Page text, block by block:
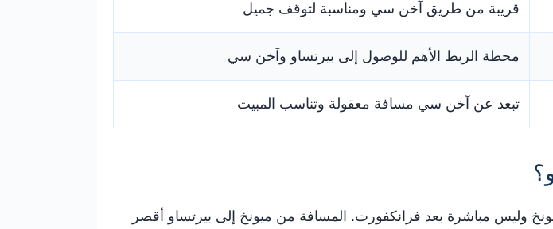
قريبة من طريق آخن سي ومناسبة لتوقف جميل
محطة الربط الأهم للوصول إلى بيرتساو وآخن سي
تبعد عن آخن سي مسافة معقولة وتناسب المبيت
وليس مباشرة بعد فرانكفورت. المسافة من ميونخ إلى بيرتساو أقصر